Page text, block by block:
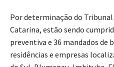
Por determinação do Tribunal
Catarina, estão sendo
preventiva e 36 mandados de
residências e empresas